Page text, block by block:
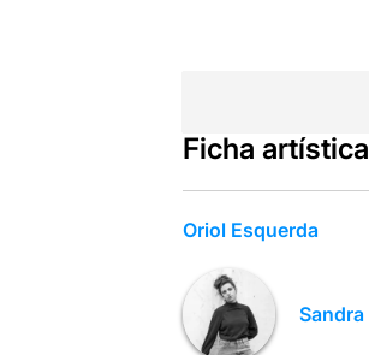
Ficha artística
Oriol Esquerda
Sandra